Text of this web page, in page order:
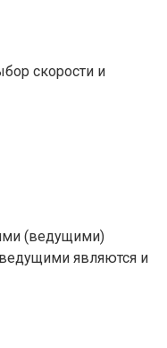
скорости и
(ведущими)
являются и